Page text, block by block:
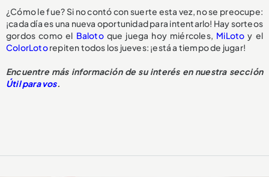
¿Cómo le fue? Si no contó con suerte esta vez, no se preocupe:
¡cada día es una nueva oportunidad para intentarlo! Hay sorteos
gordos como el Balotoque juega hoy miércoles, MiLoto y el
ColorLotorepiten todos los jueves: ¡está a tiempo de jugar!
Encuentre más información de su interés en nuestra sección
Útil para vos.